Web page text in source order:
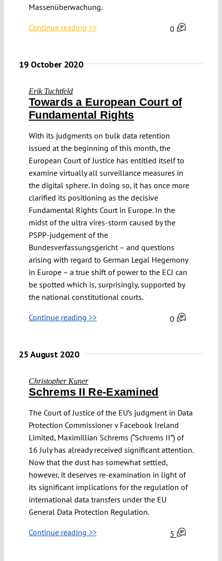
Massenüberwachung.
Continue reading >> 0
19 October 2020
Erik Tuchtfeld
Towards a European Court of
Fundamental Rights
With its judgments on bulk data retention
issued at the beginning of this month, the
European Court of Justice has entitled itself to
examine virtually all surveillance measures in
the digital sphere. In doing so, it has once more
clarified its positioning as the decisive
Fundamental Rights Court in Europe. In the
midst of the ultra vires-storm caused by the
PSPP-judgement of the
Bundesverfassungsgericht – and questions
arising with regard to German Legal Hegemony
in Europe – a true shift of power to the ECJ can
be spotted which is, surprisingly, supported by
the national constitutional courts.
Continue reading >> 0
25 August 2020
Christopher Kuner
Schrems II Re-Examined
The Court of Justice of the EU’s judgment in Data
Protection Commissioner v Facebook Ireland
Limited, Maximillian Schrems (“Schrems II”) of
16 July has already received significant attention.
Now that the dust has somewhat settled,
however, it deserves re-examination in light of
its significant implications for the regulation of
international data transfers under the EU
General Data Protection Regulation.
Continue reading >> 5